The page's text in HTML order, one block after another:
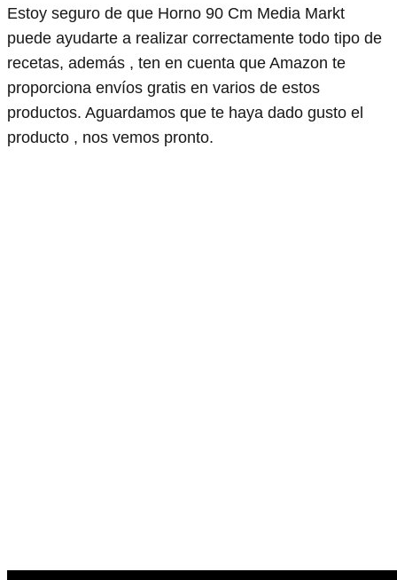
Estoy seguro de que Horno 90 Cm Media Markt
puede ayudarte a realizar correctamente todo tipo de
recetas, además , ten en cuenta que Amazon te
proporciona envíos gratis en varios de estos
productos. Aguardamos que te haya dado gusto el
producto , nos vemos pronto.